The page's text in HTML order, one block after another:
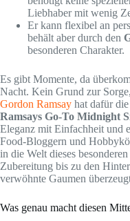
Liebhaber mit wenig
Er kann flexibel an
behält aber durch den
besonderen Charakter.
Es gibt Momente, da
Nacht. Kein Grund zur
Gordon Ramsay hat dafür
Ramsays Go-To Midnight
Eleganz mit Einfachheit und
Food-Bloggern und
in die Welt dieses
Zubereitung bis zu den
verwöhnte Gaumen
Was genau macht diesen